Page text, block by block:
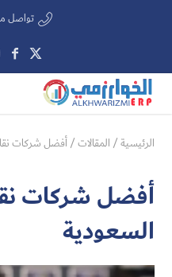
تواصل معنا
الرئيسية/ المقالات/أفضل شركات
أفضل شركات
السعودية